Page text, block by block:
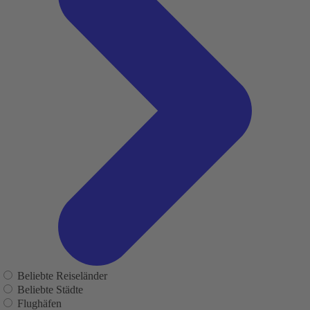
Beliebte Reiseländer
Beliebte Städte
Flughäfen